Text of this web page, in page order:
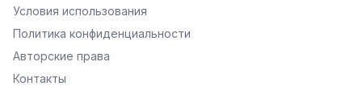
Условия использования
Политика конфиденциальности
Авторские права
Контакты